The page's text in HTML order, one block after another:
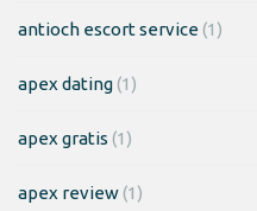
antioch escort service(1)
apex dating(1)
apex gratis (1)
apex review(1)